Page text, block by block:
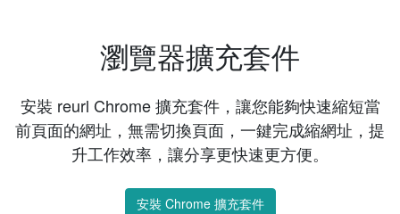
瀏覽器擴充套件
安裝 reurl Chrome 擴充套件，讓您能夠快速縮短當
前頁面的網址，無需切換頁面，一鍵完成縮網址，提
升工作效率，讓分享更快速更方便。
安裝 Chrome 擴充套件